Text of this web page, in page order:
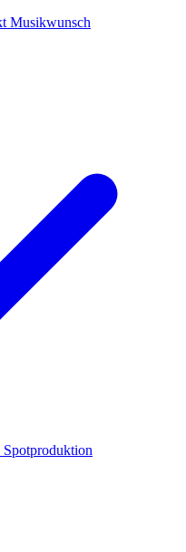
Musikwunsch
Spotproduktion